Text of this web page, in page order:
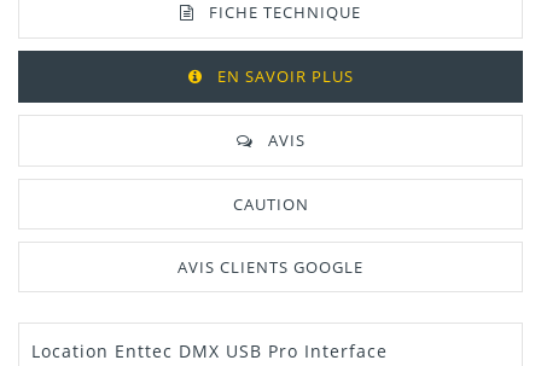
FICHE TECHNIQUE
EN SAVOIR PLUS
AVIS
CAUTION
AVIS CLIENTS GOOGLE
Location Enttec DMX USB Pro Interface